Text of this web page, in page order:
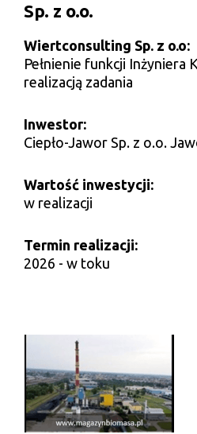
Sp. z o.o.
Wiertconsulting Sp. z o.o:
Pełnienie funkcji Inżyniera
realizacją zadania
Inwestor:
Ciepło-Jawor Sp. z o.o.
Wartość inwestycji:
w realizacji
Termin realizacji:
2026 - w toku